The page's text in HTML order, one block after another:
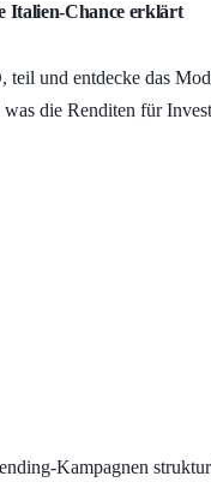
Italien-Chance erklärt
und entdecke das
die Renditen für
Kampagnen